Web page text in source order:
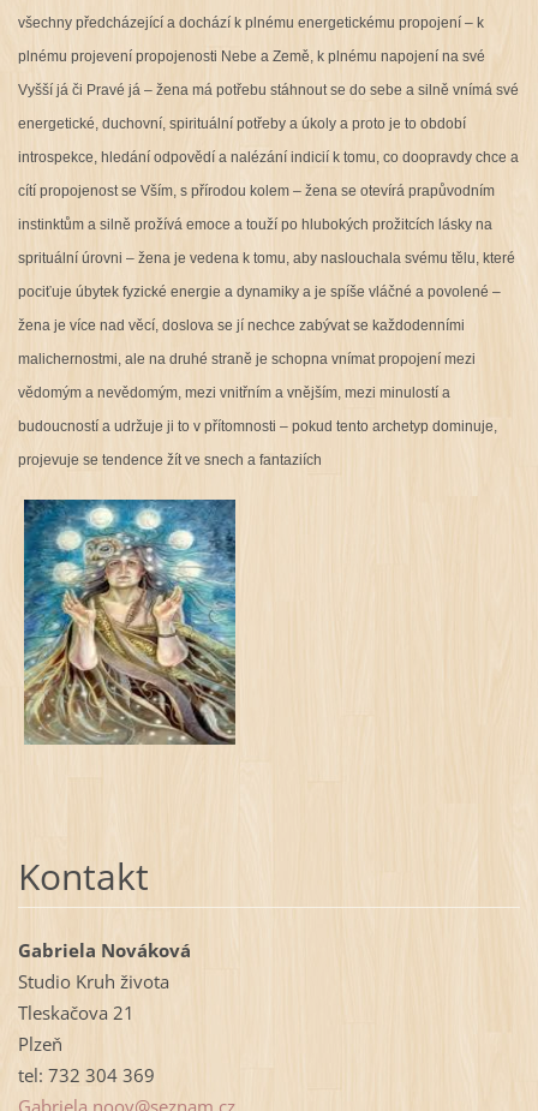
všechny předcházející a dochází k plnému energetickému propojení – k
plnému projevení propojenosti Nebe a Země, k plnému napojení na své
Vyšší já či Pravé já – žena má potřebu stáhnout se do sebe a silně vnímá své
energetické, duchovní, spirituální potřeby a úkoly a proto je to období
introspekce, hledání odpovědí a nalézání indicií k tomu, co doopravdy chce a
cítí propojenost se Vším, s přírodou kolem – žena se otevírá prapůvodním
instinktům a silně prožívá emoce a touží po hlubokých prožitcích lásky na
sprituální úrovni – žena je vedena k tomu, aby naslouchala svému tělu, které
pociťuje úbytek fyzické energie a dynamiky a je spíše vláčné a povolené –
žena je více nad věcí, doslova se jí nechce zabývat se každodenními
malichernostmi, ale na druhé straně je schopna vnímat propojení mezi
vědomým a nevědomým, mezi vnitřním a vnějším, mezi minulostí a
budoucností a udržuje ji to v přítomnosti – pokud tento archetyp dominuje,
projevuje se tendence žít ve snech a fantaziích
Kontakt
Gabriela Nováková
Studio Kruh života
Tleskačova 21
Plzeň
tel: 732 304 369